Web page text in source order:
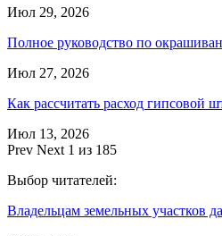
Июл 29, 2026
Полное руководство по
Июл 27, 2026
Как рассчитать расход гипсовой
Июл 13, 2026
Prev Next 1 из 185
Выбор читателей:
Владельцам земельных участков